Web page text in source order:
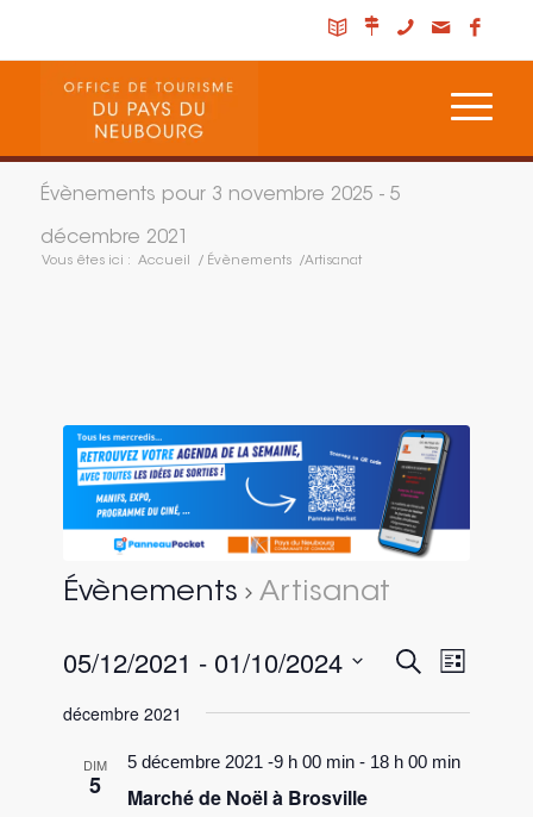
Évènements pour 3 novembre 2025 - 5
décembre 2021
Vous êtes ici : Accueil / Évènements /Artisanat
Évènements Artisanat
de
Recherche
vues
Liste
05/12/2021 - 01/10/2024
une
décembre 2021
DIM
5
5 décembre 2021 -9 h 00 min - 18 h 00 min
Marché de Noël à Brosville